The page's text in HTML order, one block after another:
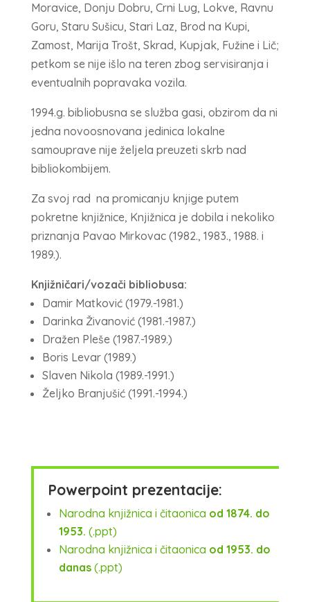
Moravice, Donju Dobru, Crni Lug, Lokve, Ravnu
Goru, Staru Sušicu, Stari Laz, Brod na Kupi,
Zamost, Marija Trošt, Skrad, Kupjak, Fužine i Lič;
petkom se nije išlo na teren zbog servisiranja i
eventualnih popravaka vozila.
1994.g. bibliobusna se služba gasi, obzirom da ni
jedna novoosnovana jedinica lokalne
samouprave nije željela preuzeti skrb nad
bibliokombijem.
Za svoj rad na promicanju knjige putem
pokretne knjižnice, Knjižnica je dobila i nekoliko
priznanja Pavao Mirkovac (1982., 1983., 1988. i
1989.).
Knjižničari/vozači bibliobusa:
Damir Matković (1979.-1981.)
Darinka Živanović (1981.-1987.)
Dražen Pleše (1987.-1989.)
Boris Levar (1989.)
Slaven Nikola (1989.-1991.)
Željko Branjušić (1991.-1994.)
Powerpoint prezentacije:
Narodna knjižnica i čitaonica od 1874. do
1953. (.ppt)
Narodna knjižnica i čitaonica od 1953. do
danas(.ppt)